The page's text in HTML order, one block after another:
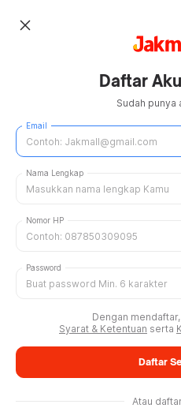
close
Daftar
Sudah punya
Email
Nama Lengkap
Nomor HP
Password
Dengan
Syarat & Ketentuan serta
Daftar
Atau